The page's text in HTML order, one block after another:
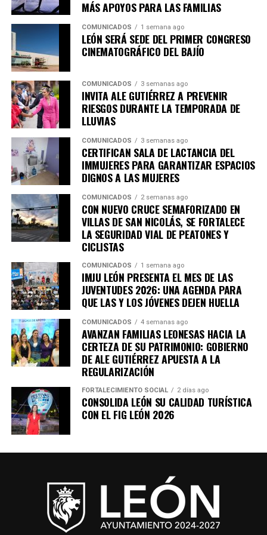
MÁS APOYOS PARA LAS FAMILIAS
COMUNICADOS 1 semana ago
LEÓN SERÁ SEDE DEL PRIMER CONGRESO
CINEMATOGRÁFICO DEL BAJÍO
COMUNICADOS 3 semanas ago
INVITA ALE GUTIÉRREZ A PREVENIR
RIESGOS DURANTE LA TEMPORADA DE
LLUVIAS
COMUNICADOS 3 semanas ago
CERTIFICAN SALA DE LACTANCIA DEL
IMMUJERES PARA GARANTIZAR ESPACIOS
DIGNOS A LAS MUJERES
COMUNICADOS 2 semanas ago
CON NUEVO CRUCE SEMAFORIZADO EN
VILLAS DE SAN NICOLÁS, SE FORTALECE
LA SEGURIDAD VIAL DE PEATONES Y
CICLISTAS
COMUNICADOS 1 semana ago
IMJU LEÓN PRESENTA EL MES DE LAS
JUVENTUDES 2026: UNA AGENDA PARA
QUE LAS Y LOS JÓVENES DEJEN HUELLA
COMUNICADOS 4 semanas ago
AVANZAN FAMILIAS LEONESAS HACIA LA
CERTEZA DE SU PATRIMONIO: GOBIERNO
DE ALE GUTIÉRREZ APUESTA A LA
REGULARIZACIÓN
FORTALECIMIENTO SOCIAL 2 días ago
CONSOLIDA LEÓN SU CALIDAD TURÍSTICA
CON EL FIG LEÓN 2026